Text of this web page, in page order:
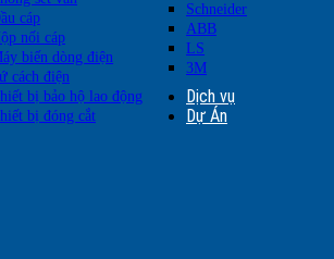
cáp
nối cáp
biến dòng điện
cách điện
bị bảo hộ lao động
bị đóng cắt
Schneider
ABB
LS
3M
Dịch vụ
Dự Án